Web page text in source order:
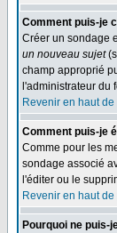
Comment puis-je
Créer un sondage
un nouveau sujet
champ approprié
l'administrateur du
Revenir en haut de
Comment puis-je
Comme pour les
sondage associé
l'éditer ou le
Revenir en haut de
Pourquoi ne puis-